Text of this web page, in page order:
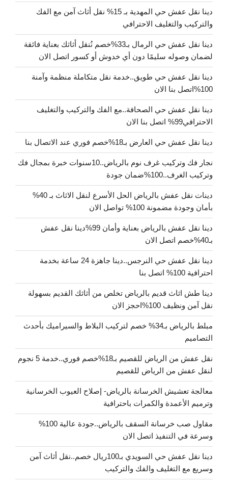
دينا نقل عفش حي المهدية بـ 15% نقل أثاث آمن مع الفك
والتركيب والتغليف الاحترافي
دينا نقل عفش حي الرمال بـ33%خصم نُنقل أثاثك بعناية فائقة
لضمان وصوله سليمًا دون أي خدوش أو كسور اتصل الان
دينا نقل عفش حي طويق..خدمة نقل متكاملة منظمة وآمنة
100%اتصل بنا الان
دينا نقل عفش حي الصحافة..مع الفك والتركيب والتغليف
الاحترافي99% اتصل بنا الان
دينا نقل عفش حي العارض بـ18%خصم فوري عند الاتصال بنا
نجار فك وتركيب غرف نوم بالرياض..10سنوات خبرة بمجال فك
وتركيب الغرف..100%ضمان جودة
دينات نقل عفش بالرياض الحل الأسرع لنقل الاثاث بـ 40%
بأمان وجودة مضمونة 100% تواصل الان
دينا نقل عفش بالرياض بعناية وأمان 99%دينا نقل عفش
بـ40%خصم اتصل الان
دينا نقل عفش حي النرجس..دينا جاهزة 24 ساعة بخدمة
احترافية 100% اتصل بنا
دينا طش اثاث قديم بالرياض تخلص من أثاثك القديم بسهولة
نقل آمن ونظيف 100%احجز الان
مبلط بالرياض بـ34% خصم لتركيب البلاط والسيراميك بأحدث
التصاميم
نقل عفش من الرياض للقصيم بـ18%خصم فوري..خدمة 5 نجوم
لنقل عفش من الرياض للقصيم
معالجة تعشيش الخرسانة بالرياض- إصلاح العيوب الخرسانية
وترميم الأعمدة والكمرات باحترافية
مقاول صب خرسانة السقف بالرياض..جودة عالية 100%
وسرعة في التنفيذ اتصل الان
دينا نقل عفش حي السويدي بـ100ريال خصم..نقل أثاث آمن
وسريع مع التغليف والفك والتركيب